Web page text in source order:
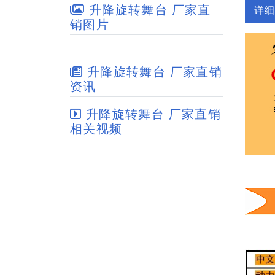
详
升降旋转舞台 厂家直
销图片
升降旋转舞台 厂家直销
资讯
升降旋转舞台 厂家直销
相关视频